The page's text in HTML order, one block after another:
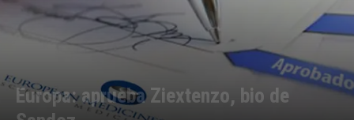
Europa: aprueba Ziextenzo, bio de